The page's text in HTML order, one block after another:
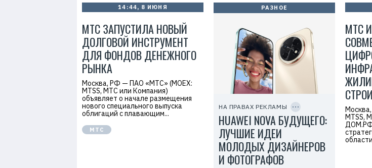
14:44, 8 ИЮНЯ
МТС ЗАПУСТИЛА НОВЫЙ
ДОЛГОВОЙ ИНСТРУМЕНТ
ДЛЯ ФОНДОВ ДЕНЕЖНОГО
РЫНКА
Москва, РФ — ПАО «МТС» (MOEX:
MTSS, МТС или Компания)
объявляет о начале размещения
нового специального выпуска
облигаций с плавающим...
МТС
МТС
MTSS,
ДОМ.РФ
РАЗНОЕ
НА ПРАВАХ РЕКЛАМЫ
f
M
к
л
а
м
о
л
О
О
Т
е
I
D
HUAWEI NOVA БУДУЩЕГО:
ЛУЧШИЕ ИДЕИ
МОЛОДЫХ ДИЗАЙНЕРОВ
И ФОТОГРАФОВ